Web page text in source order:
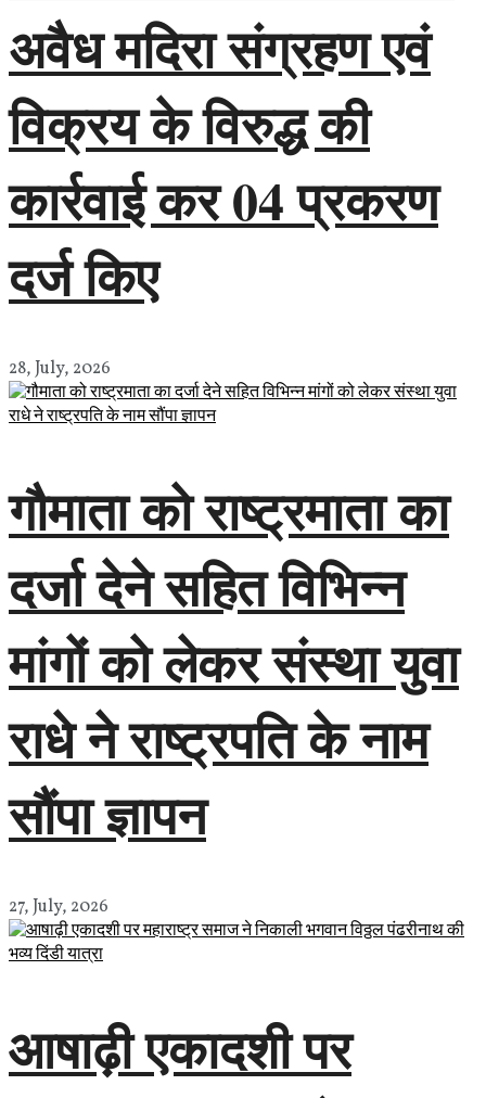
अवैध मदिरा संग्रहण एवं
विक्रय के विरुद्ध की
कार्रवाई कर 04 प्रकरण
दर्ज किए
28, July, 2026
गौमाता को राष्ट्रमाता का
दर्जा देने सहित विभिन्न
मांगों को लेकर संस्था युवा
राधे ने राष्ट्रपति के नाम
सौंपा ज्ञापन
27, July, 2026
आषाढ़ी एकादशी पर